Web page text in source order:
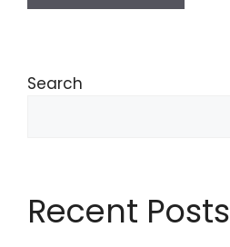
Search
Recent Posts